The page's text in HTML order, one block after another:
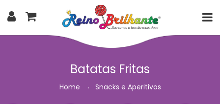
Batatas Fritas
Home Snacks e Aperitivos